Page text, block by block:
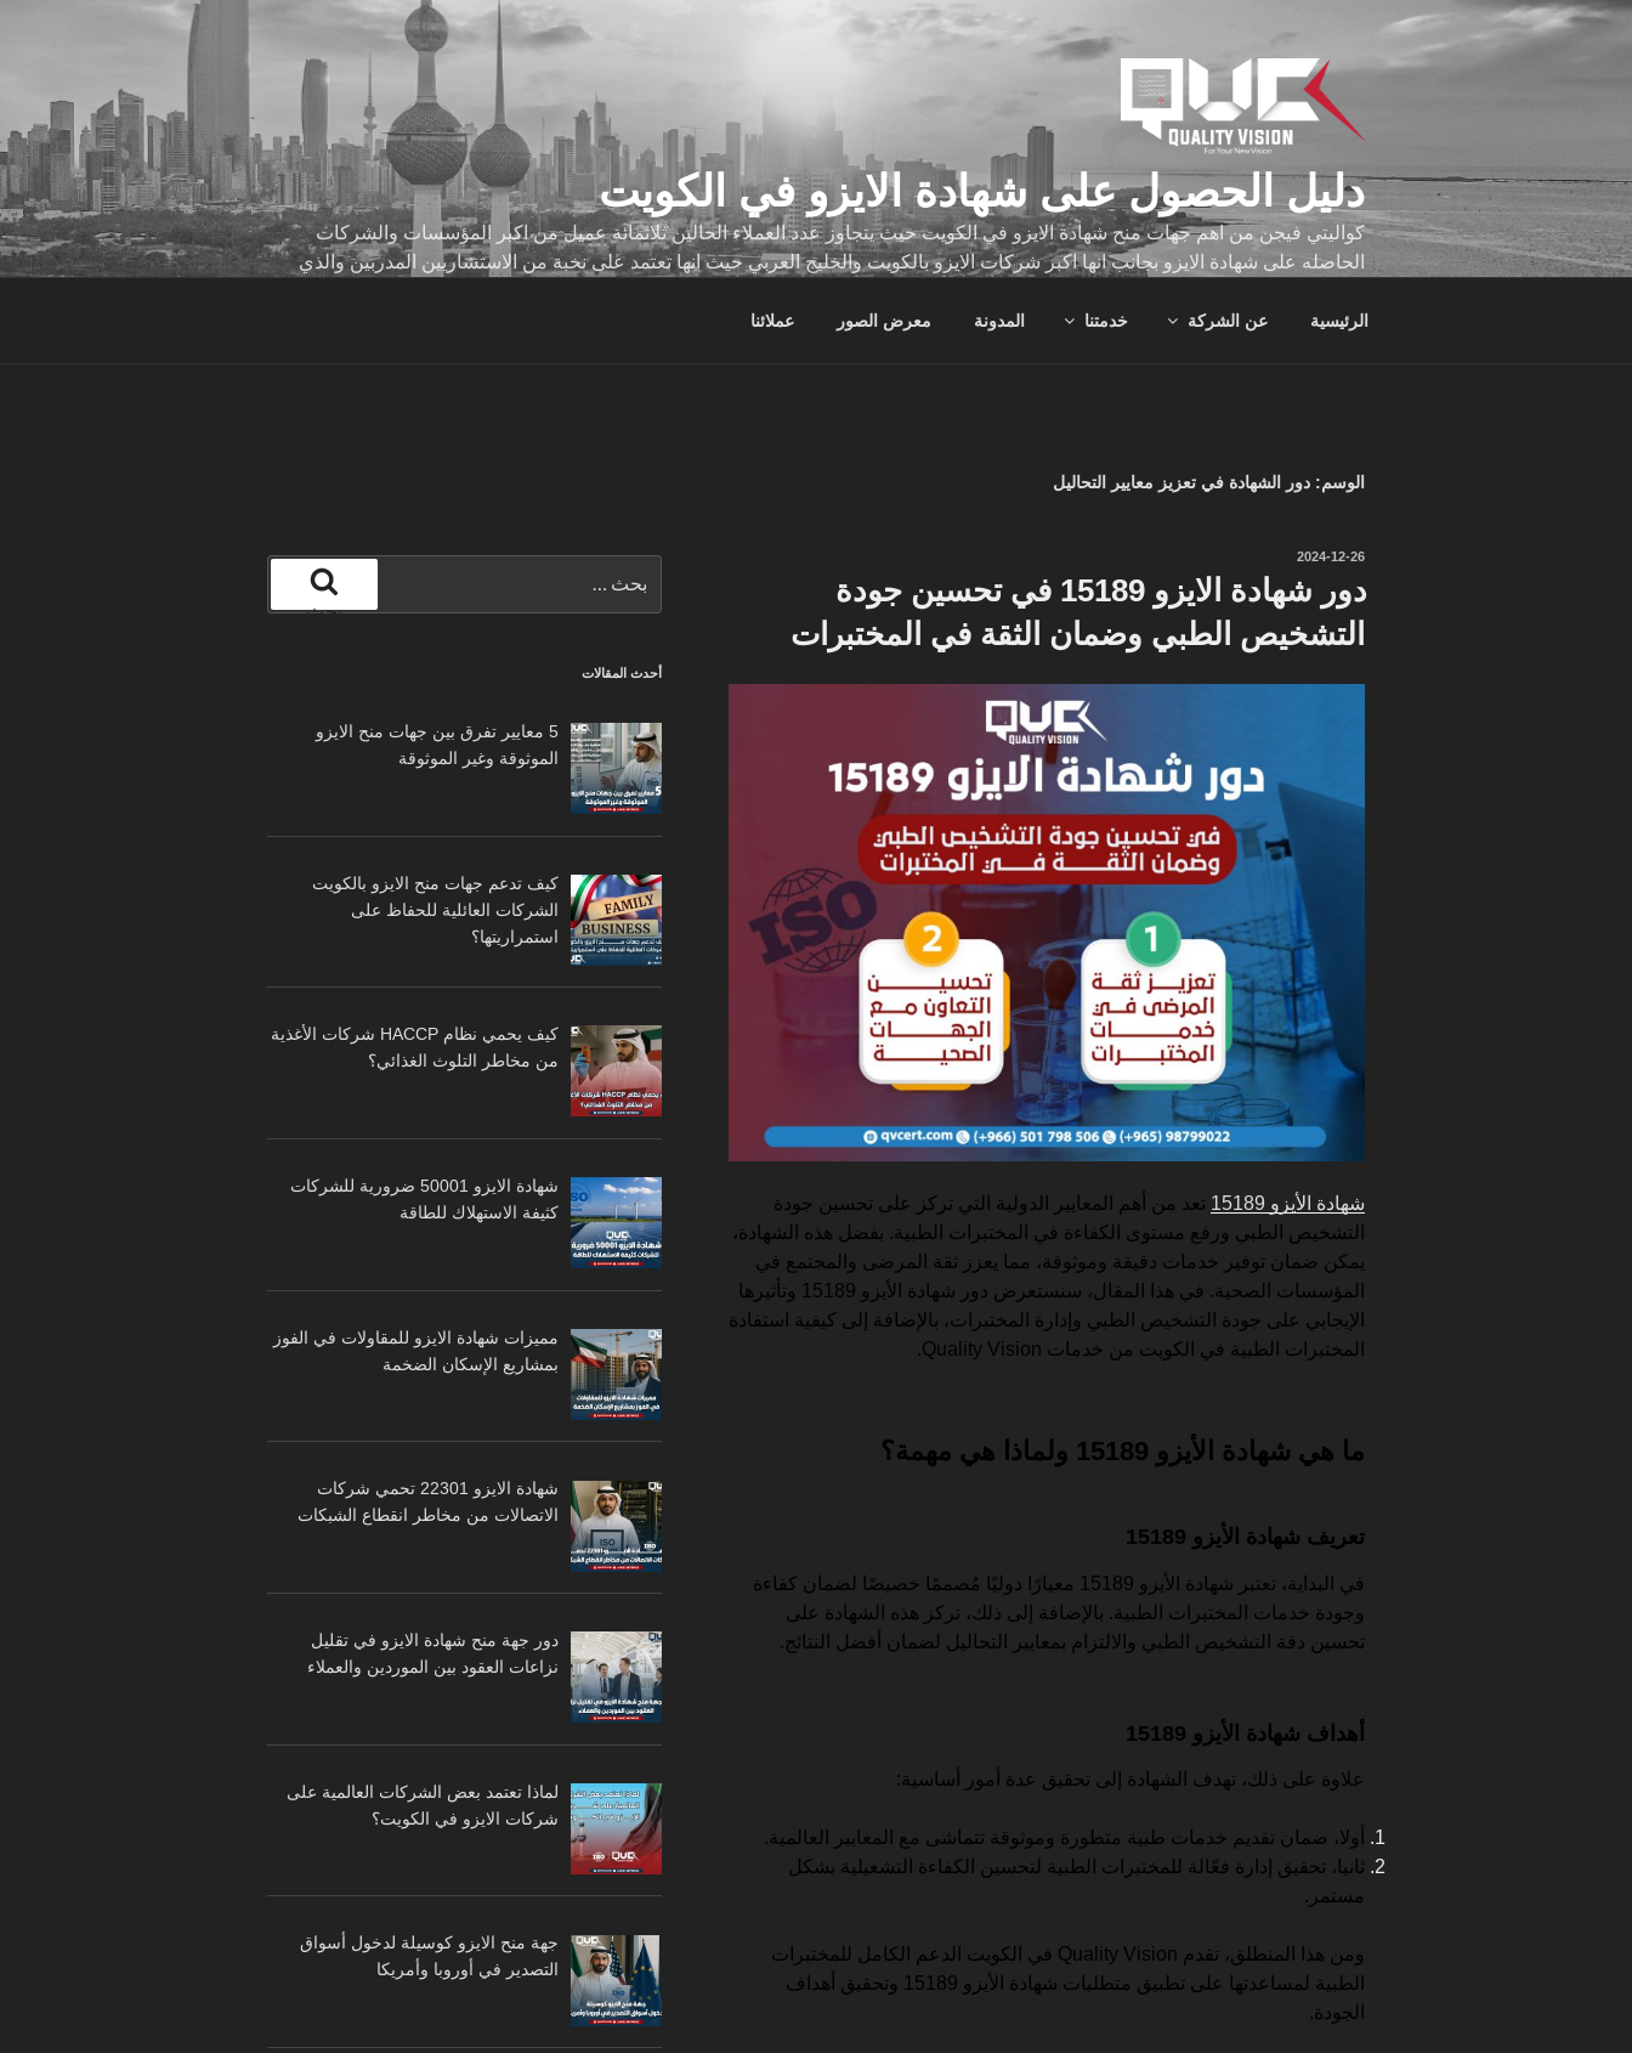
التجاوز
دليل الحصول على شهادة الايزو في الكويت
كواليتي فيجن من اهم جهات منح شهادة الايزو في الكويت حيث يتجاوز عدد العملاء الحالين ثلاثمائة عميل من اكبر المؤسسات والشركات
الحاصله على شهادة الايزو بجانب انها اكبر شركات الايزو بالكويت والخليج العربي حيث انها تعتمد على نخبة من الاستشاريين المدربين والذي
الرئيسية عن الشركة خدمتنا المدونة معرض الصور عملائنا
الوسم: دور الشهادة في تعزيز معايير التحاليل
نُشر
2024-12-26
دور شهادة الايزو 15189 في تحسين جودة
التشخيص الطبي وضمان الثقة في المختبرات
شهادة الأيزو 15189
تعد من أهم المعايير الدولية التي تركز على تحسين جودة
التشخيص الطبي ورفع مستوى الكفاءة في المختبرات الطبية. بفضل هذه الشهادة،
يمكن ضمان توفير خدمات دقيقة وموثوقة، مما يعزز ثقة المرضى والمجتمع في
المؤسسات الصحية. في هذا المقال، سنستعرض دور شهادة الأيزو 15189 وتأثيرها
الإيجابي على جودة التشخيص الطبي وإدارة المختبرات، بالإضافة إلى كيفية استفادة
المختبرات الطبية في الكويت من خدمات Quality Vision.
ما هي شهادة الأيزو 15189 ولماذا هي مهمة؟
تعريف شهادة الأيزو 15189
في البداية، تعتبر شهادة الأيزو 15189 معيارًا دوليًا مُصممًا خصيصًا لضمان كفاءة
وجودة خدمات المختبرات الطبية. بالإضافة إلى ذلك، تركز هذه الشهادة على
تحسين دقة التشخيص الطبي والالتزام بمعايير التحاليل لضمان أفضل النتائج.
أهداف شهادة الأيزو 15189
علاوة على ذلك، تهدف الشهادة إلى تحقيق عدة أمور أساسية:
أولا، ضمان تقديم خدمات طبية متطورة وموثوقة تتماشى مع المعايير العالمية.
ثانيا، تحقيق إدارة فعّالة للمختبرات الطبية لتحسين الكفاءة التشغيلية بشكل
مستمر.
ومن هذا المنطلق، تقدم Quality Vision في الكويت الدعم الكامل للمختبرات
الطبية لمساعدتها على تطبيق متطلبات شهادة الأيزو 15189 وتحقيق أهداف
الجودة.
عن:
بحث
أحدث المقالات
5 معايير تفرق بين جهات منح الايزو
الموثوقة وغير الموثوقة
كيف تدعم جهات منح الايزو بالكويت
الشركات العائلية للحفاظ على
استمراريتها؟
كيف يحمي نظام HACCP شركات الأغذية
من مخاطر التلوث الغذائي؟
شهادة الايزو 50001 ضرورية للشركات
كثيفة الاستهلاك للطاقة
مميزات شهادة الايزو للمقاولات في الفوز
بمشاريع الإسكان الضخمة
شهادة الايزو 22301 تحمي شركات
الاتصالات من مخاطر انقطاع الشبكات
دور جهة منح شهادة الايزو في تقليل
نزاعات العقود بين الموردين والعملاء
لماذا تعتمد بعض الشركات العالمية على
شركات الايزو في الكويت؟
جهة منح الايزو كوسيلة لدخول أسواق
التصدير في أوروبا وأمريكا